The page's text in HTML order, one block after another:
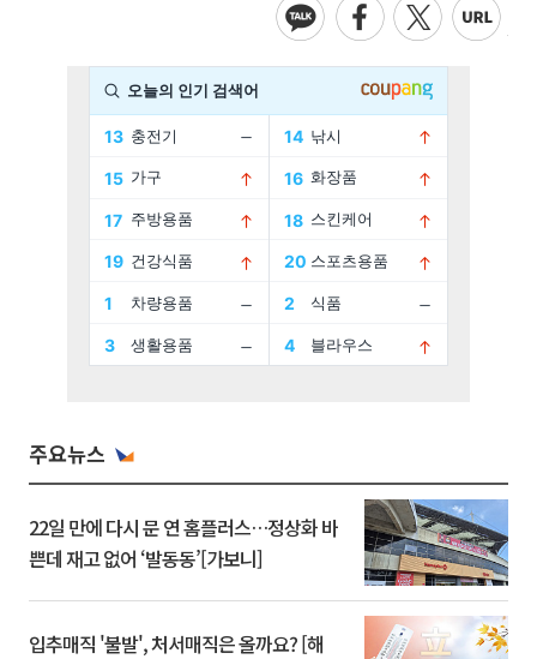
주요뉴스
22일 만에 다시 문 연 홈플러스…정상화 바
쁜데 재고 없어 ‘발동동’[가보니]
입추매직 '불발', 처서매직은 올까요? [해